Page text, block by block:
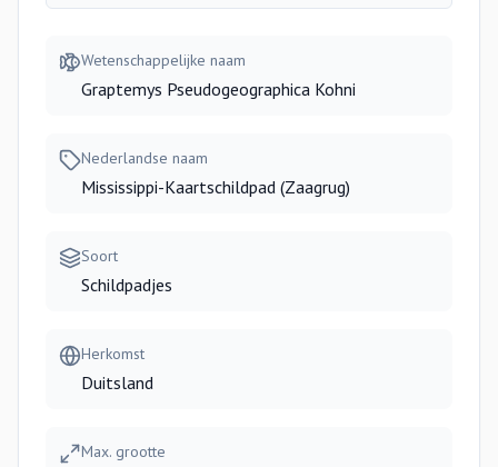
Wetenschappelijke naam
Graptemys Pseudogeographica Kohni
Nederlandse naam
Mississippi-Kaartschildpad (Zaagrug)
Soort
Schildpadjes
Herkomst
Duitsland
Max. grootte